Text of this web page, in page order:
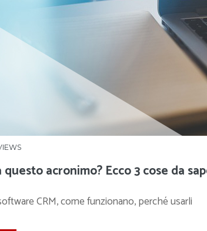
questo acronimo? Ecco 3 cose da
CRM, come funzionano, perché usarli